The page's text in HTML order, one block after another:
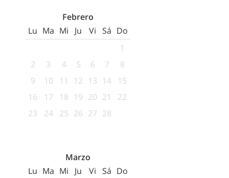
Febrero
Lu Ma Mi Ju Vi Sá Do
1
2
3 4 5 6 7
8
9
10 11 12 13 14
15
16
17 18 19 20 21
22
23
24 25 26 27 28
Marzo
Lu Ma Mi Ju Vi Sá Do